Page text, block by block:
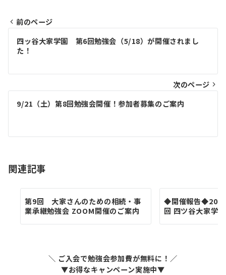
投
稿
ナ
ビ
ゲ
シ
ン
前のページ
四ッ谷大家学園 第6回勉強会（5/18）が開催されまし
た！
次のページ
9/21（土）第8回勉強会開催！参加者募集のご案内
関連記事
第9回 大家さんのための相続・事
業承継勉強会 ZOOM開催のご案内
◆開催報告
回 四ツ谷大家学
＼ ご入会で勉強会参加費が無料に！／
▼お得なキャンペーン実施中▼